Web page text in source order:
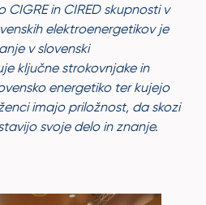
in CIRED skupnosti v
elektroenergetikov je
v slovenski
ključne strokovnjake in
energetiko ter kujejo
imajo priložnost, da skozi
svoje delo in znanje.